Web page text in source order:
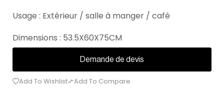
Usage : Extérieur / salle à manger / café
Dimensions : 53.5X60X75CM
Demande de devis
Add To Wishlist Add To Compare